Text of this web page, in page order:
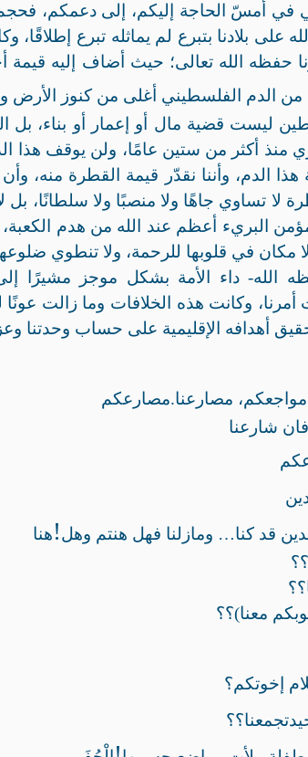
في أمسّ الحاجة إليكم، إلى دعمكم،
على بلادنا بتبرع لم يماثله تبرع
حفظه الله تعالى؛ حيث أضاف إليه قيمة
الدم الفلسطيني أغلى من كنوز الأرض
ليست قضية مال أو إعمار أو بناء، بل
منذ أكثر من ستين عامًا، ولن يوقف هذا
هذا الدم، وأننا نقدّر قيمة القطرة منه،
لا تساوي جاهًا ولا منصبًا ولا سلطانًا،
البريء أعظم عند الله من هدم الكعبة،
مكان في قلوبها للرحمة، ولا تنطوي
داء الأمة بشكل موجز مشيرًا إلى
أمرنا، وكانت هذه الخلافات وما زالت
أهدافه الإقليمية على حساب وحدتنا
مصارعنامصارعكم.
شارعنا
قد كنا… ومازلنا فهل هنتم وهل هنا!
معنا)؟؟
إخوتكم؟
تجمعنا؟؟